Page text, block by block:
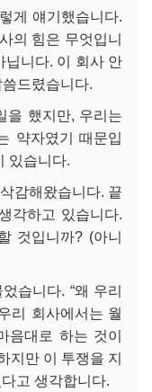
게 얘기했습니다.
의 힘은 무엇입니
닙니다. 이 회사 안
드렸습니다.
을 했지만, 우리는
약자였기 때문입
있습니다.
감해왔습니다. 끝
각하고 있습니다.
것입니까? (아니
습니다. “왜 우리
리 회사에서는 월
음대로 하는 것이
지만 이 투쟁을 지
고 생각합니다.